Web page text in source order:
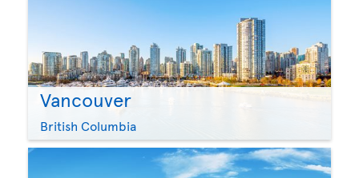
Vancouver
British Columbia